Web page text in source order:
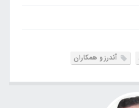
آندرز و همکاران